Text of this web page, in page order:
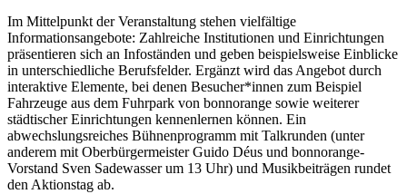
Im Mittelpunkt der Veranstaltung stehen vielfältige
Informationsangebote: Zahlreiche Institutionen und Einrichtungen
präsentieren sich an Infoständen und geben beispielsweise Einblicke
in unterschiedliche Berufsfelder. Ergänzt wird das Angebot durch
interaktive Elemente, bei denen Besucher*innen zum Beispiel
Fahrzeuge aus dem Fuhrpark von bonnorange sowie weiterer
städtischer Einrichtungen kennenlernen können. Ein
abwechslungsreiches Bühnenprogramm mit Talkrunden (unter
anderem mit Oberbürgermeister Guido Déus und bonnorange-
Vorstand Sven Sadewasser um 13 Uhr) und Musikbeiträgen rundet
den Aktionstag ab.